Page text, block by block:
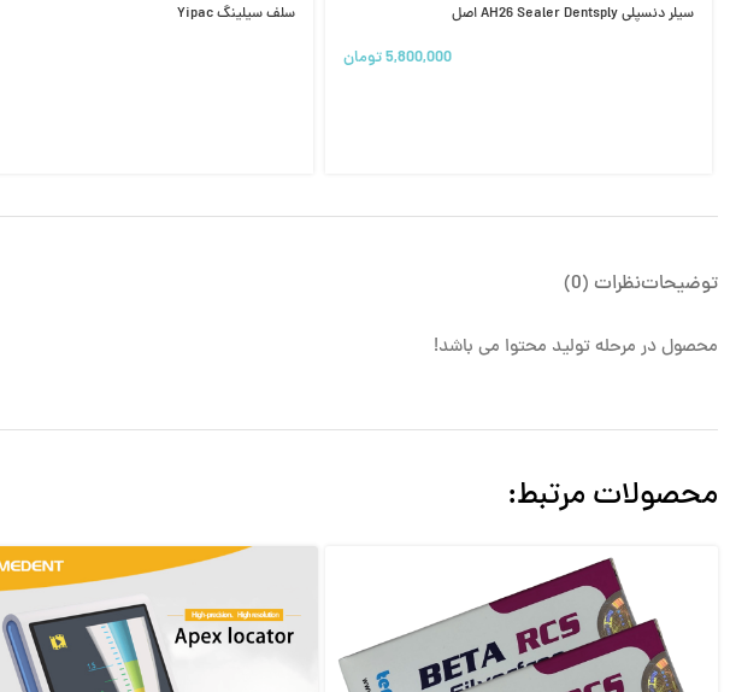
سیلر دنسپلی AH26 Sealer Dentsply اصل
5,800,000تومان
سلف سیلینگ Yipac
توضیحاتنظرات (0)
محصول در مرحله تولید محتوا می باشد!
محصولات مرتبط: